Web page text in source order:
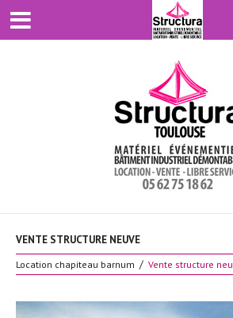
VENTE STRUCTURE NEUVE
Location chapiteau barnum Vente structure